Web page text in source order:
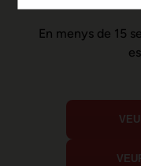
En menys de 15